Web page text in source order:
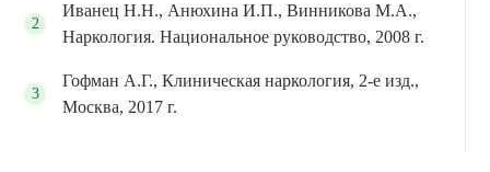
Иванец Н.Н., Анюхина И.П., Винникова М.А.,
Наркология. Национальное руководство, 2008 г.
Гофман А.Г., Клиническая наркология, 2-е изд.,
Москва, 2017 г.